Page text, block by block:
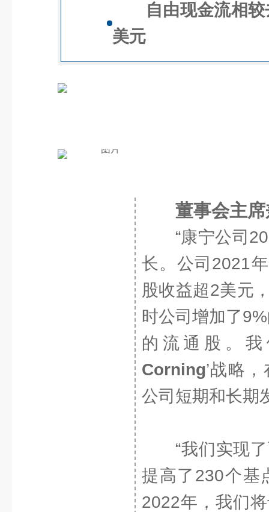
自由现金流相
美元
董事会主
“康宁公司
长。公司2021
股收益超2美元
时公司增加了
的流通股。
Corning’战略
公司短期和长期
“我们实现
提高了230个基
2022年，我们